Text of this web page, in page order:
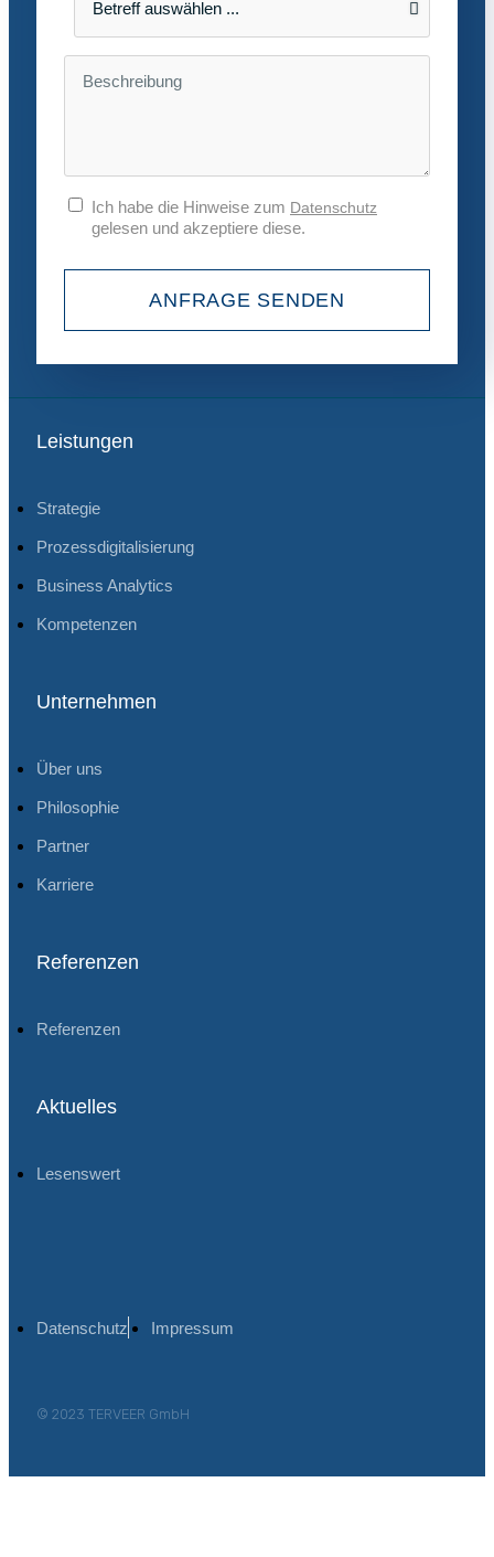
Ich habe die Hinweise zum Datenschutz
gelesen und akzeptiere diese.
ANFRAGE SENDEN
Leistungen
Strategie
Prozessdigitalisierung
Business Analytics
Kompetenzen
Unternehmen
Über uns
Philosophie
Partner
Karriere
Referenzen
Referenzen
Aktuelles
Lesenswert
Datenschutz Impressum
© 2023 TERVEER GmbH